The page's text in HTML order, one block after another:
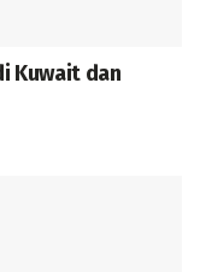
Kuwait dan